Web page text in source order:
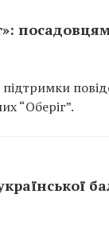
“Оберіг”.